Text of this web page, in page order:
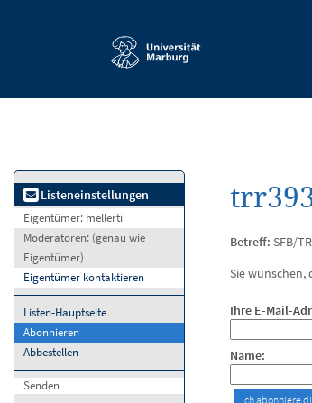
Listeneinstellungen
Eigentümer: mellerti
Moderatoren: (genau wie
Eigentümer)
Eigentümer kontaktieren
Listen-Hauptseite
Abonnieren
Abbestellen
Senden
Betreff: SFB/
Sie wünschen,
Ihre E-Mail-
Name: